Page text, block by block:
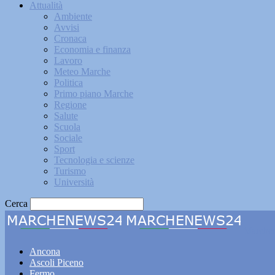
Attualità
Ambiente
Avvisi
Cronaca
Economia e finanza
Lavoro
Meteo Marche
Politica
Primo piano Marche
Regione
Salute
Scuola
Sociale
Sport
Tecnologia e scienze
Turismo
Università
Cerca
Ancona
Ascoli Piceno